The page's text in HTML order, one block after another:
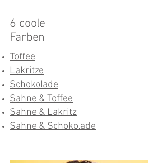
6 coole
Farben
Toffee
Lakritze
Schokolade
Sahne & Toffee
Sahne & Lakritz
Sahne & Schokolade